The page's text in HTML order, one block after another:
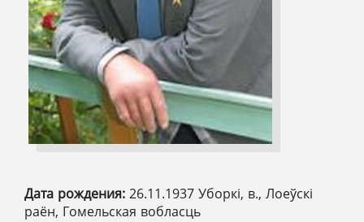
Дата рождения: 26.11.1937 Уборкі, в., Лоеўскі
раён, Гомельская вобласць